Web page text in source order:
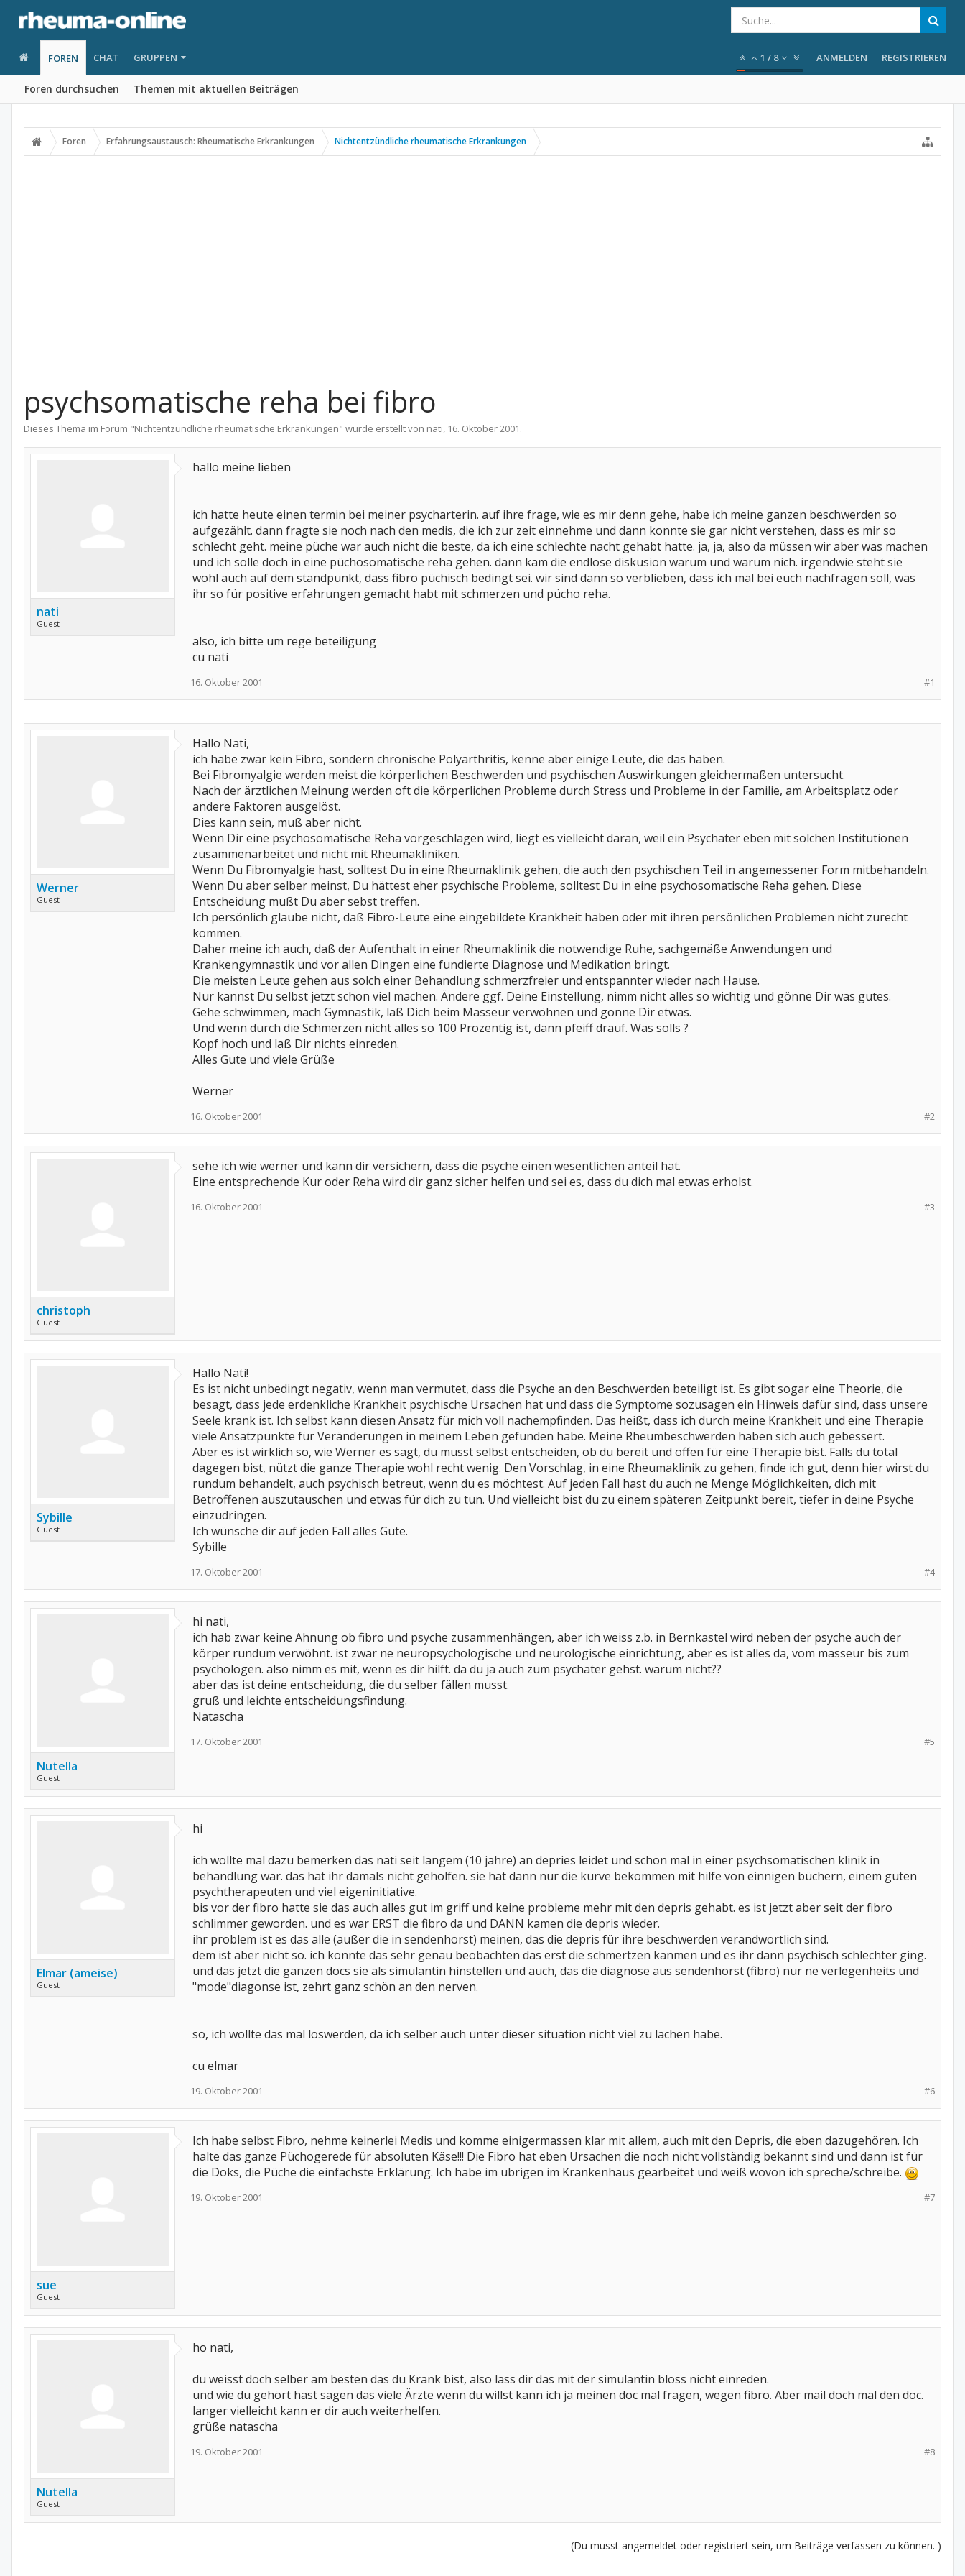
FOREN
Foren durchsuchen Themen mit aktuellen Beiträgen
CHAT GRUPPEN 1 / 8 ANMELDEN REGISTRIEREN
Foren Erfahrungsaustausch: Rheumatische Erkrankungen Nichtentzündliche rheumatische Erkrankungen
psychsomatische reha bei fibro
Dieses Thema im Forum "Nichtentzündliche rheumatische Erkrankungen" wurde erstellt von nati, 16. Oktober 2001.
nati
Guest
hallo meine lieben
ich hatte heute einen termin bei meiner psycharterin. auf ihre frage, wie es mir denn gehe, habe ich meine ganzen beschwerden so
aufgezählt. dann fragte sie noch nach den medis, die ich zur zeit einnehme und dann konnte sie gar nicht verstehen, dass es mir so
schlecht geht. meine püche war auch nicht die beste, da ich eine schlechte nacht gehabt hatte. ja, ja, also da müssen wir aber was machen
und ich solle doch in eine püchosomatische reha gehen. dann kam die endlose diskusion warum und warum nich. irgendwie steht sie
wohl auch auf dem standpunkt, dass fibro püchisch bedingt sei. wir sind dann so verblieben, dass ich mal bei euch nachfragen soll, was
ihr so für positive erfahrungen gemacht habt mit schmerzen und pücho reha.
also, ich bitte um rege beteiligung
cu nati
#1
16. Oktober 2001
Werner
Guest
Hallo Nati,
ich habe zwar kein Fibro, sondern chronische Polyarthritis, kenne aber einige Leute, die das haben.
Bei Fibromyalgie werden meist die körperlichen Beschwerden und psychischen Auswirkungen gleichermaßen untersucht.
Nach der ärztlichen Meinung werden oft die körperlichen Probleme durch Stress und Probleme in der Familie, am Arbeitsplatz oder
andere Faktoren ausgelöst.
Dies kann sein, muß aber nicht.
Wenn Dir eine psychosomatische Reha vorgeschlagen wird, liegt es vielleicht daran, weil ein Psychater eben mit solchen Institutionen
zusammenarbeitet und nicht mit Rheumakliniken.
Wenn Du Fibromyalgie hast, solltest Du in eine Rheumaklinik gehen, die auch den psychischen Teil in angemessener Form mitbehandeln.
Wenn Du aber selber meinst, Du hättest eher psychische Probleme, solltest Du in eine psychosomatische Reha gehen. Diese
Entscheidung mußt Du aber sebst treffen.
Ich persönlich glaube nicht, daß Fibro-Leute eine eingebildete Krankheit haben oder mit ihren persönlichen Problemen nicht zurecht
kommen.
Daher meine ich auch, daß der Aufenthalt in einer Rheumaklinik die notwendige Ruhe, sachgemäße Anwendungen und
Krankengymnastik und vor allen Dingen eine fundierte Diagnose und Medikation bringt.
Die meisten Leute gehen aus solch einer Behandlung schmerzfreier und entspannter wieder nach Hause.
Nur kannst Du selbst jetzt schon viel machen. Ändere ggf. Deine Einstellung, nimm nicht alles so wichtig und gönne Dir was gutes.
Gehe schwimmen, mach Gymnastik, laß Dich beim Masseur verwöhnen und gönne Dir etwas.
Und wenn durch die Schmerzen nicht alles so 100 Prozentig ist, dann pfeiff drauf. Was solls ?
Kopf hoch und laß Dir nichts einreden.
Alles Gute und viele Grüße
Werner
#2
16. Oktober 2001
christoph
Guest
sehe ich wie werner und kann dir versichern, dass die psyche einen wesentlichen anteil hat.
Eine entsprechende Kur oder Reha wird dir ganz sicher helfen und sei es, dass du dich mal etwas erholst.
#3
16. Oktober 2001
Sybille
Guest
Hallo Nati!
Es ist nicht unbedingt negativ, wenn man vermutet, dass die Psyche an den Beschwerden beteiligt ist. Es gibt sogar eine Theorie, die
besagt, dass jede erdenkliche Krankheit psychische Ursachen hat und dass die Symptome sozusagen ein Hinweis dafür sind, dass unsere
Seele krank ist. Ich selbst kann diesen Ansatz für mich voll nachempfinden. Das heißt, dass ich durch meine Krankheit und eine Therapie
viele Ansatzpunkte für Veränderungen in meinem Leben gefunden habe. Meine Rheumbeschwerden haben sich auch gebessert.
Aber es ist wirklich so, wie Werner es sagt, du musst selbst entscheiden, ob du bereit und offen für eine Therapie bist. Falls du total
dagegen bist, nützt die ganze Therapie wohl recht wenig. Den Vorschlag, in eine Rheumaklinik zu gehen, finde ich gut, denn hier wirst du
rundum behandelt, auch psychisch betreut, wenn du es möchtest. Auf jeden Fall hast du auch ne Menge Möglichkeiten, dich mit
Betroffenen auszutauschen und etwas für dich zu tun. Und vielleicht bist du zu einem späteren Zeitpunkt bereit, tiefer in deine Psyche
einzudringen.
Ich wünsche dir auf jeden Fall alles Gute.
Sybille
#4
17. Oktober 2001
Nutella
Guest
hi nati,
ich hab zwar keine Ahnung ob fibro und psyche zusammenhängen, aber ich weiss z.b. in Bernkastel wird neben der psyche auch der
körper rundum verwöhnt. ist zwar ne neuropsychologische und neurologische einrichtung, aber es ist alles da, vom masseur bis zum
psychologen. also nimm es mit, wenn es dir hilft. da du ja auch zum psychater gehst. warum nicht??
aber das ist deine entscheidung, die du selber fällen musst.
gruß und leichte entscheidungsfindung.
Natascha
#5
17. Oktober 2001
Elmar (ameise)
Guest
hi
ich wollte mal dazu bemerken das nati seit langem (10 jahre) an depries leidet und schon mal in einer psychsomatischen klinik in
behandlung war. das hat ihr damals nicht geholfen. sie hat dann nur die kurve bekommen mit hilfe von einnigen büchern, einem guten
psychtherapeuten und viel eigeninitiative.
bis vor der fibro hatte sie das auch alles gut im griff und keine probleme mehr mit den depris gehabt. es ist jetzt aber seit der fibro
schlimmer geworden. und es war ERST die fibro da und DANN kamen die depris wieder.
ihr problem ist es das alle (außer die in sendenhorst) meinen, das die depris für ihre beschwerden verandwortlich sind.
dem ist aber nicht so. ich konnte das sehr genau beobachten das erst die schmertzen kanmen und es ihr dann psychisch schlechter ging.
und das jetzt die ganzen docs sie als simulantin hinstellen und auch, das die diagnose aus sendenhorst (fibro) nur ne verlegenheits und
"mode"diagonse ist, zehrt ganz schön an den nerven.
so, ich wollte das mal loswerden, da ich selber auch unter dieser situation nicht viel zu lachen habe.
cu elmar
#6
19. Oktober 2001
sue
Guest
Ich habe selbst Fibro, nehme keinerlei Medis und komme einigermassen klar mit allem, auch mit den Depris, die eben dazugehören. Ich
halte das ganze Püchogerede für absoluten Käse!!! Die Fibro hat eben Ursachen die noch nicht vollständig bekannt sind und dann ist für
die Doks, die Püche die einfachste Erklärung. Ich habe im übrigen im Krankenhaus gearbeitet und weiß wovon ich spreche/schreibe.
#7
19. Oktober 2001
Nutella
Guest
ho nati,
du weisst doch selber am besten das du Krank bist, also lass dir das mit der simulantin bloss nicht einreden.
und wie du gehört hast sagen das viele Ärzte wenn du willst kann ich ja meinen doc mal fragen, wegen fibro. Aber mail doch mal den doc.
langer vielleicht kann er dir auch weiterhelfen.
grüße natascha
#8
19. Oktober 2001
(Du musst angemeldet oder registriert sein, um Beiträge verfassen zu können. )